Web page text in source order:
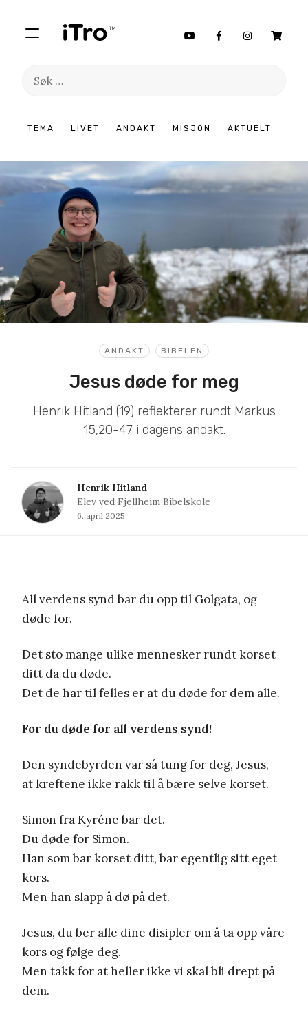
TEMA LIVET ANDAKT MISJON AKTUELT
Søk
innhold
ANDAKT BIBELEN
Jesus døde for meg
Henrik Hitland (19) reflekterer rundt Markus
15,20-47 i dagens andakt.
Henrik Hitland
Elev ved Fjellheim Bibelskole
6. april 2025
All verdens synd bar du opp til Golgata, og
døde for.
Det sto mange ulike mennesker rundt korset
ditt da du døde.
Det de har til felles er at du døde for dem alle.
For du døde for all verdens synd!
Den syndebyrden var så tung for deg, Jesus,
at kreftene ikke rakk til å bære selve korset.
Simon fra Kyréne bar det.
Du døde for Simon.
Han som bar korset ditt, bar egentlig sitt eget
kors.
Men han slapp å dø på det.
Jesus, du ber alle dine disipler om å ta opp våre
kors og følge deg.
Men takk for at heller ikke vi skal bli drept på
dem.